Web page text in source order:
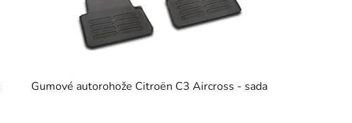
o
v
Gumové autorohože Citroën C3 Aircross - sada